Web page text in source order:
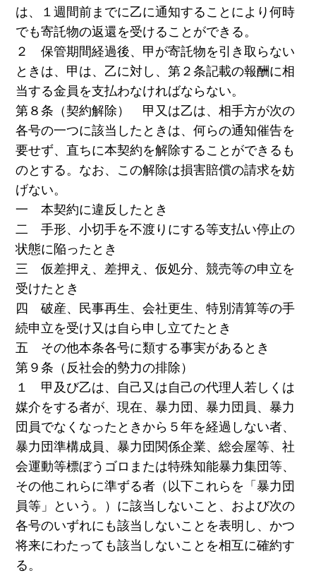
は、１週間前までに乙に通知することにより何時
でも寄託物の返還を受けることができる。
２ 保管期間経過後、甲が寄託物を引き取らない
ときは、甲は、乙に対し、第２条記載の報酬に相
当する金員を支払わなければならない。
第８条（契約解除） 甲又は乙は、相手方が次の
各号の一つに該当したときは、何らの通知催告を
要せず、直ちに本契約を解除することができるも
のとする。なお、この解除は損害賠償の請求を妨
げない。
一 本契約に違反したとき
二 手形、小切手を不渡りにする等支払い停止の
状態に陥ったとき
三 仮差押え、差押え、仮処分、競売等の申立を
受けたとき
四 破産、民事再生、会社更生、特別清算等の手
続申立を受け又は自ら申し立てたとき
五 その他本条各号に類する事実があるとき
第９条（反社会的勢力の排除）
１ 甲及び乙は、自己又は自己の代理人若しくは
媒介をする者が、現在、暴力団、暴力団員、暴力
団員でなくなったときから５年を経過しない者、
暴力団準構成員、暴力団関係企業、総会屋等、社
会運動等標ぼうゴロまたは特殊知能暴力集団等、
その他これらに準ずる者（以下これらを「暴力団
員等」という。）に該当しないこと、および次の
各号のいずれにも該当しないことを表明し、かつ
将来にわたっても該当しないことを相互に確約す
る。